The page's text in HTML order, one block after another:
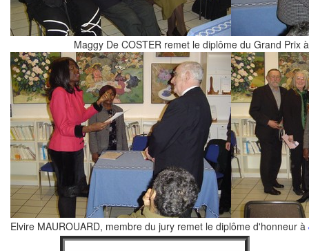
Maggy De COSTER remet le diplôme du Grand Prix
Elvire MAUROUARD, membre du jury remet le diplôme d'honneur à